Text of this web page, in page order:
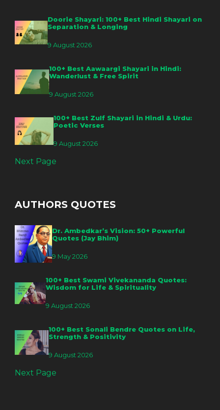
Doorie Shayari: 100+ Best Hindi Shayari on
Separation & Longing
9 August 2026
100+ Best Aawaargi Shayari in Hindi:
Wanderlust & Free Spirit
9 August 2026
100+ Best Zulf Shayari in Hindi & Urdu:
Poetic Verses
9 August 2026
Next Page
AUTHORS QUOTES
Dr. Ambedkar’s Vision: 50+ Powerful
Quotes (Jay Bhim)
9 May 2026
100+ Best Swami Vivekananda Quotes:
Wisdom for Life & Spirituality
9 August 2026
100+ Best Sonali Bendre Quotes on Life,
Strength & Positivity
9 August 2026
Next Page